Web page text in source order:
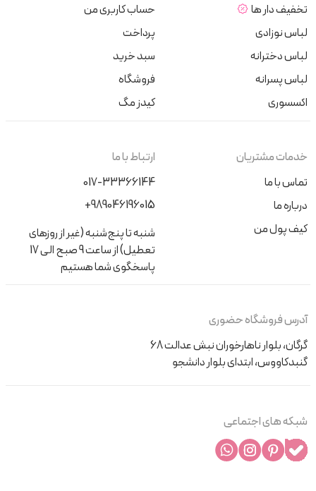
تخفیف دار ها
لباس نوزادی
لباس دخترانه
لباس پسرانه
اکسسوری
حساب کاربری من
پرداخت
سبد خرید
فروشگاه
کیدز مگ
خدمات مشتریان
تماس با ما
درباره ما
کیف پول من
ارتباط با ما
017-33366144
+989046196015
شنبه تا پنج‌شنبه (غیر از روزهای
تعطیل) از ساعت 9 صبح الی 17
پاسخگوی شما هستیم
آدرس فروشگاه حضوری
گرگان، بلوار ناهارخوران نبش عدالت 68
گنبدکاووس، ابتدای بلوار دانشجو
شبکه های اجتماعی